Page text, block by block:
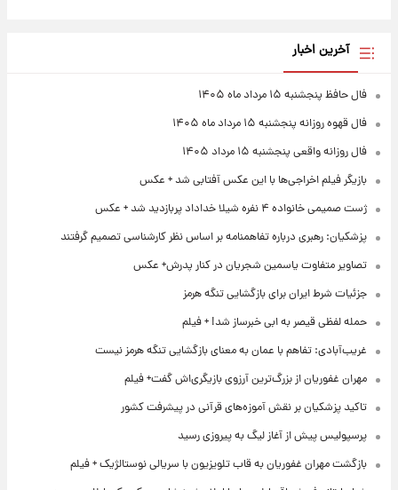
آخرین اخبار
فال حافظ پنجشنبه ۱۵ مرداد ماه ۱۴۰۵
فال قهوه روزانه پنجشنبه ۱۵ مرداد ماه ۱۴۰۵
فال روزانه واقعی پنجشنبه ۱۵ مرداد ۱۴۰۵
بازیگر فیلم اخراجی‌ها با این عکس آفتابی شد + عکس
ژست صمیمی خانواده ۴ نفره شیلا خداداد پربازدید شد + عکس
پزشکیان: رهبری درباره تفاهمنامه بر اساس نظر کارشناسی تصمیم گرفتند
تصاویر متفاوت یاسمین شجریان در کنار پدرش+ عکس
جزئیات شرط ایران برای بازگشایی تنگه هرمز
حمله لفظی قیصر به ابی خبرساز شد! + فیلم
غریب‌آبادی: تفاهم با عمان به معنای بازگشایی تنگه هرمز نیست
مهران غفوریان از بزرگ‌ترین آرزوی بازیگری‌اش گفت+ فیلم
تاکید پزشکیان بر نقش آموزه‌های قرآنی در پیشرفت کشور
پرسپولیس پیش از آغاز لیگ به پیروزی رسید
بازگشت مهران غفوریان به قاب تلویزیون با سریالی نوستالژیک + فیلم